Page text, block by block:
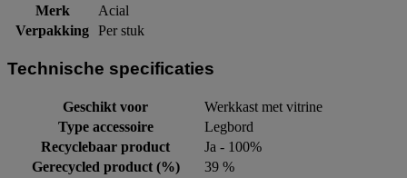
Merk
Acial
Verpakking Per stuk
Technische specificaties
Geschikt voor
Werkkast met vitrine
Type accessoire
Legbord
Recyclebaar product
Ja - 100%
Gerecycled product (%)
39 %